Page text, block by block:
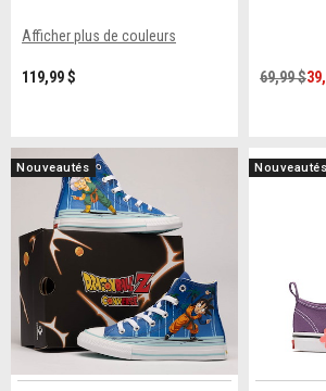
Afficher plus de couleurs
119,99 $ 69,99 $
Nouveautés Nouveautés